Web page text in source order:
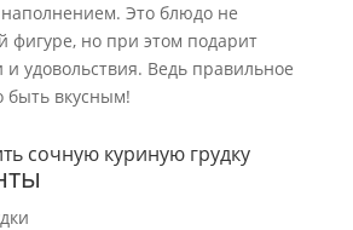
Это блюдо не
фигуре, но при этом подарит
и удовольствия. Ведь правильное
быть вкусным!
сочную куриную грудку